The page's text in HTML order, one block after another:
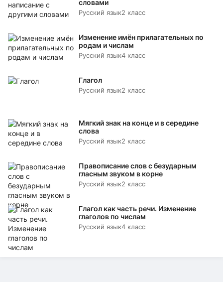
словами
Русский язык2 класс
Изменение имён прилагательных по
родам и числам
Русский язык4 класс
Глагол
Русский язык2 класс
Мягкий знак на конце и в середине
слова
Русский язык2 класс
Правописание слов с безударным
гласным звуком в корне
Русский язык2 класс
Глагол как часть речи. Изменение
глаголов по числам
Русский язык4 класс